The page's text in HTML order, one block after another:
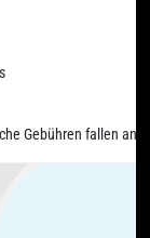
Gebühren fallen an